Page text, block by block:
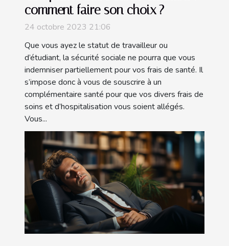
comment faire son choix ?
24 octobre 2023 21:06
Que vous ayez le statut de travailleur ou
d’étudiant, la sécurité sociale ne pourra que vous
indemniser partiellement pour vos frais de santé. Il
s’impose donc à vous de souscrire à un
complémentaire santé pour que vos divers frais de
soins et d’hospitalisation vous soient allégés.
Vous...